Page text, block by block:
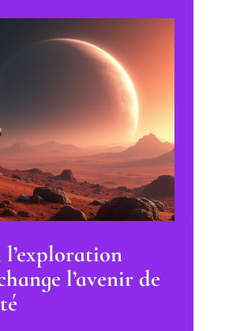
l’exploration
l’avenir de